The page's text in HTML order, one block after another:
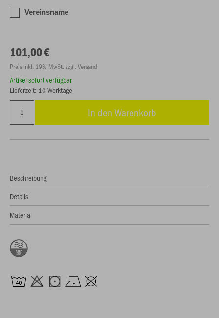
Vereinsname
101,00 €
Preis inkl. 19% MwSt. zzgl. Versand
Artikel sofort verfügbar
Lieferzeit: 10 Werktage
In den Warenkorb
Beschreibung
Details
Material